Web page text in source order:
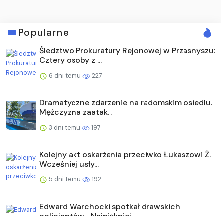
Popularne
Śledztwo Prokuratury Rejonowej w Przasnyszu:
Cztery osoby z ...
6 dni temu 227
Dramatyczne zdarzenie na radomskim osiedlu.
Mężczyzna zaatak...
3 dni temu 197
Kolejny akt oskarżenia przeciwko Łukaszowi Ż.
Wcześniej usły...
5 dni temu 192
Edward Warchocki spotkał drawskich